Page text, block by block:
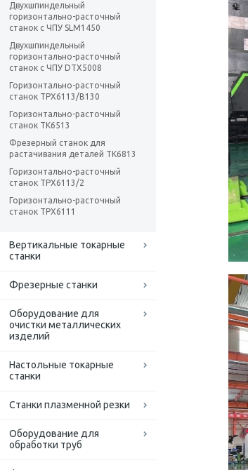
Двухшпиндельный
горизонтально-расточный
станок с ЧПУ SLM1450
Двухшпиндельный
горизонтально-расточный
станок с ЧПУ DTX5008
Горизонтально-расточный
станок TPX6113/B130
Горизонтально-расточный
станок TK6513
Фрезерный станок для
растачивания деталей TK6813
Горизонтально-расточный
станок TPX6113/2
Горизонтально-расточный
станок TPX6111
Вертикальные токарные
станки
Фрезерные станки
Оборудование для
очистки металлических
изделий
Настольные токарные
станки
Станки плазменной резки
Оборудование для
обработки труб